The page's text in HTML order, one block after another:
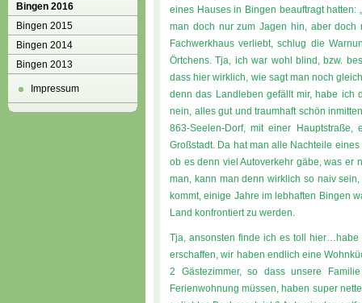
Bingen 2016
Bingen 2015
Bingen 2014
Bingen 2013
Impressum
eines Hauses in Bingen beauftragt
man doch nur zum Jagen hin, aber doch
Fachwerkhaus verliebt, schlug die
Örtchens. Tja, ich war wohl blind, bzw.
dass hier wirklich, wie sagt man noch
denn das Landleben gefällt mir, habe ich
nein, alles gut und traumhaft schön
863-Seelen-Dorf, mit einer
Großstadt. Da hat man alle Nachteile
ob es denn viel Autoverkehr gäbe, was er
man, kann man denn wirklich so naiv
kommt, einige Jahre im lebhaften Bingen
Land konfrontiert zu werden.
Tja, ansonsten finde ich es toll
erschaffen, wir haben endlich eine
2 Gästezimmer, so dass unsere
Ferienwohnung müssen, haben super